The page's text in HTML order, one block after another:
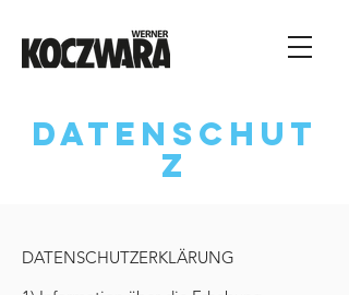
datenschut
z
DATENSCHUTZERKLÄRUNG